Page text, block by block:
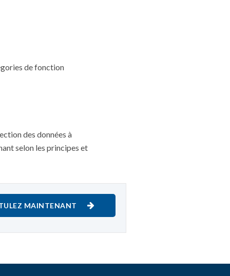
de fonction
des données à
selon les principes et
MAINTENANT